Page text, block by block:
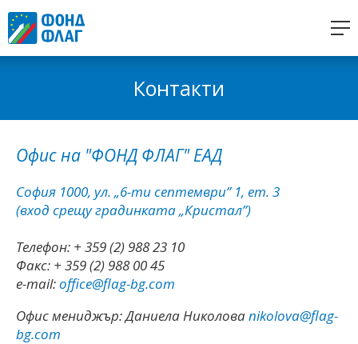
Контакти
Офис на "ФОНД ФЛАГ" ЕАД
София 1000, ул. „6-ти септември” 1, ет. 3
(вход срещу градинката „Кристал”)
Телефон: + 359 (2) 988 23 10
Факс: + 359 (2) 988 00 45
e-mail:office@flag-bg.com
Офис мениджър: Даниела Николоваnikolova@flag-
bg.com